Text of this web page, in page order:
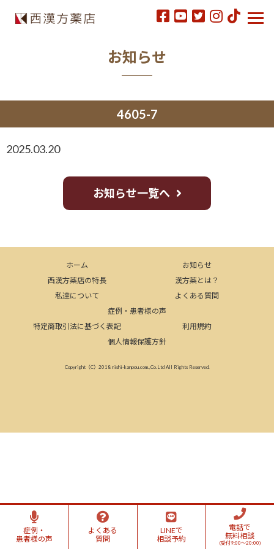
お知らせ
4605-7
2025.03.20
お知らせ一覧へ
ホーム
お知らせ
西漢方薬店の特長
漢方薬とは？
私達について
よくある質問
症例・患者様の声
特定商取引法に基づく表記
利用規約
個人情報保護方針
Copyright（C）2018 nishi-kanpou.com.,Co.Ltd All Rights Reserved.
症例・
患者様の声
よくある
質問
LINEで
相談予約
電話で
無料相談
(受付9:00～20:00)